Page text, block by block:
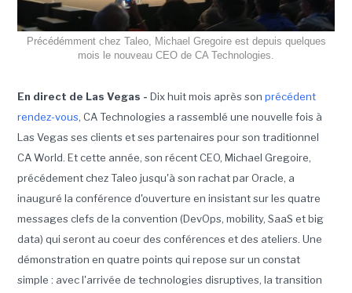
Précédémment chez Taleo, Michael Gregoire est depuis quelques
mois le nouveau CEO de CA Technologies.
En direct de Las Vegas - Dix huit mois après son précédent
rendez-vous, CA Technologies a rassemblé une nouvelle fois à
Las Vegas ses clients et ses partenaires pour son traditionnel
CA World. Et cette année, son récent CEO, Michael Gregoire,
précédement chez Taleo jusqu'à son rachat par Oracle, a
inauguré la conférence d'ouverture en insistant sur les quatre
messages clefs de la convention (DevOps, mobility, SaaS et big
data) qui seront au coeur des conférences et des ateliers. Une
démonstration en quatre points qui repose sur un constat
simple : avec l'arrivée de technologies disruptives, la transition